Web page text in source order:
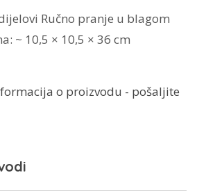
Ručno pranje u blagom
~ 10,5 × 10,5 × 36 cm
o proizvodu - pošaljite